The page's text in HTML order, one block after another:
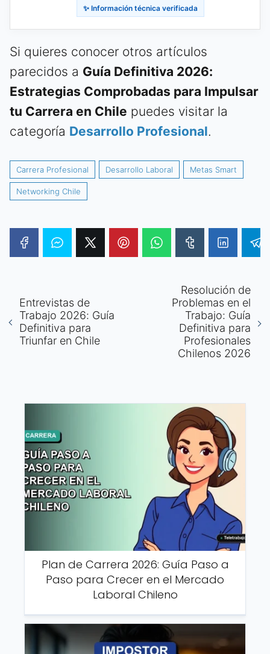
✨ Información técnica verificada
Si quieres conocer otros artículos
parecidos a Guía Definitiva 2026:
Estrategias Comprobadas para Impulsar
tu Carrera en Chile puedes visitar la
categoría Desarrollo Profesional.
Carrera Profesional Desarrollo Laboral Metas Smart
Networking Chile
Entrevistas de
Trabajo 2026: Guía
Definitiva para
Triunfar en Chile
Resolución de
Problemas en el
Trabajo: Guía
Definitiva para
Profesionales
Chilenos 2026
Plan de Carrera 2026: Guía Paso a
Paso para Crecer en el Mercado
Laboral Chileno